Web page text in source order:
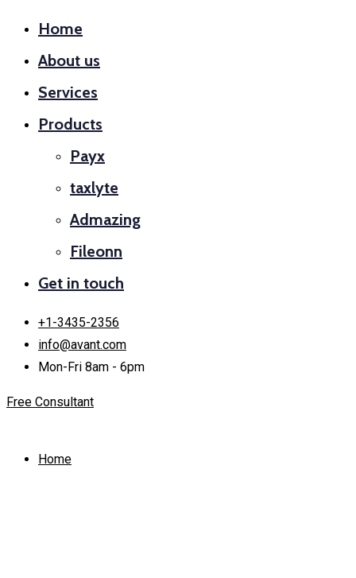
Home
About us
Services
Products
Payx
taxlyte
Admazing
Fileonn
Get in touch
+1-3435-2356
info@avant.com
Mon-Fri 8am - 6pm
Free Consultant
Home